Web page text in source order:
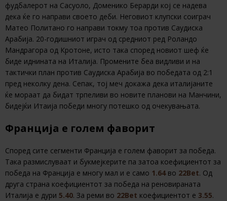
фудбалерот на Сасуоло, Доменико Берарди кој се надева
дека ќе го направи своето деби. Неговиот клупски соиграч
Матео Политано го направи токму тоа против Саудиска
Арабија. 20-годишниот играч од средниот ред Роландо
Мандрагора од Кротоне, исто така според новиот шеф ќе
биде иднината на Италија. Промените беа видливи и на
тактички план против Саудиска Арабија во победата од 2:1
пред неколку дена. Сепак, тој меч докажа дека италијаните
ќе мораат да бидат трпеливи во новите планови на Манчини,
бидејќи Итаија победи многу потешко од очекувањата.
Франција е голем фаворит
Според сите сегменти Франција е голем фаворит за победа.
Така размислуваат и букмејкерите па затоа коефициентот за
победа на Франција е многу мал и е само 1.64во 22Bet. Од
друга страна коефициентот за победа на реновираната
Италија е дури 5.40. За реми во 22Bet коефициентот е 3.55.